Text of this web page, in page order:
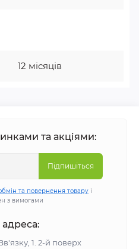
12 місяців
та акціями:
Підпишіться
та повернення товару і
з вимогами
1. 2-й поверх